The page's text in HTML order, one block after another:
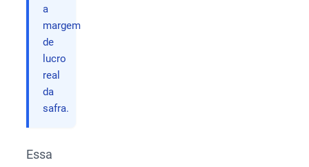
a
margem
de
lucro
real
da
safra.
Essa